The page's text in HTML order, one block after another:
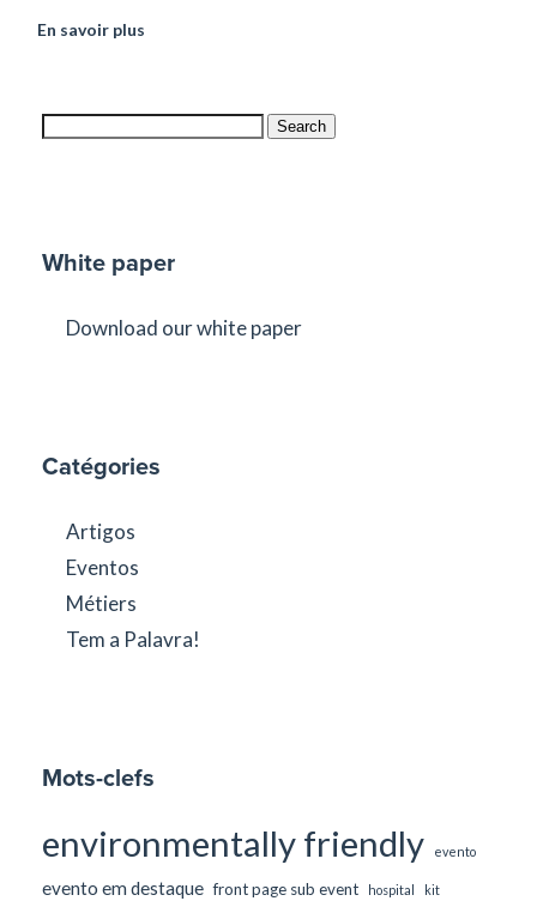
En savoir plus
Search
White paper
Download our white paper
Catégories
Artigos
Eventos
Métiers
Tem a Palavra!
Mots-clefs
environmentally friendly evento
evento em destaque front page sub event hospital kit